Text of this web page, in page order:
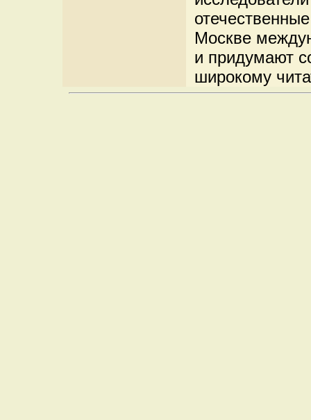
Москве
и придумают
широкому